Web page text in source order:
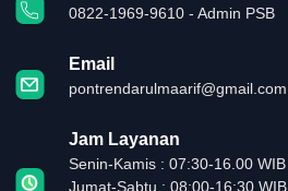
0822-1969-9610 - Admin PSB
Email
pontrendarulmaarif@gmail.com
Jam Layanan
Senin-Kamis : 07:30-16.00 WIB
Jumat-Sabtu : 08:00-16:30 WIB